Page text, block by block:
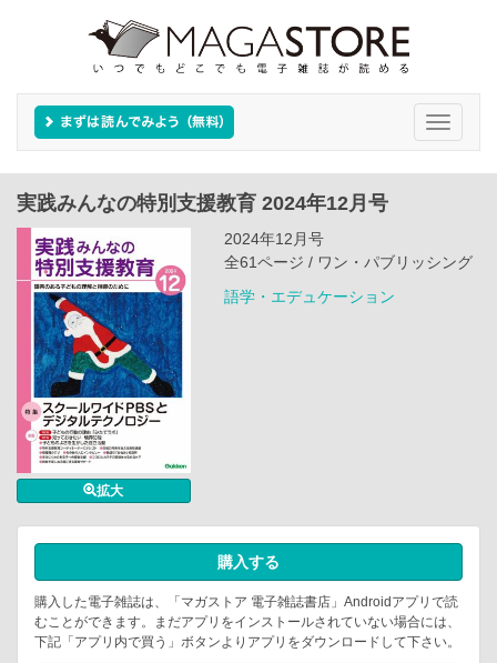
Toggle
実践みんなの特別支援教育 2024年12月号
拡大
2024年12月号
全61ページ / ワン・パブリッシング
語学・エデュケーション
購入する
購入した電子雑誌は、「マガストア 電子雑誌書店」Androidアプリで読
むことができます。まだアプリをインストールされていない場合には、
下記「アプリ内で買う」ボタンよりアプリをダウンロードして下さい。